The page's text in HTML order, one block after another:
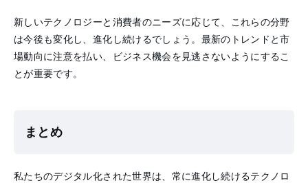
新しいテクノロジーと消費者のニーズに応じて、これらの分野
は今後も変化し、進化し続けるでしょう。最新のトレンドと市
場動向に注意を払い、ビジネス機会を見逃さないようにするこ
とが重要です。
まとめ
私たちのデジタル化された世界は、常に進化し続けるテクノロ